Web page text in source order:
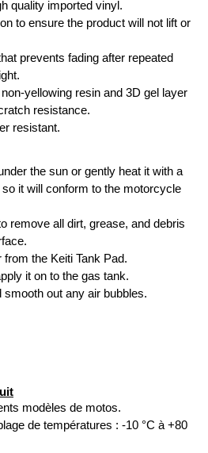
quality imported vinyl.
to ensure the product will not lift or
prevents fading after repeated
yellowing resin and 3D gel layer
resistance.
resistant.
the sun or gently heat it with a
it will conform to the motorcycle
remove all dirt, grease, and debris
the Keiti Tank Pad.
it on to the gas tank.
smooth out any air bubbles.
modèles de motos.
de températures : -10 °C à +80